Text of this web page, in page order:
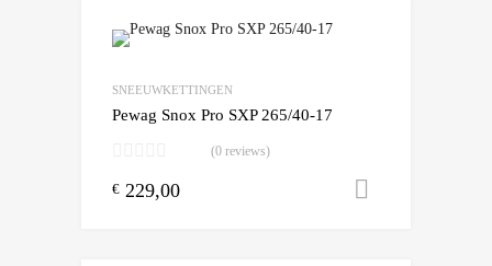
SNEEUWKETTINGEN
Pewag Snox Pro SXP 265/40-17
(0 reviews)
€ 229,00